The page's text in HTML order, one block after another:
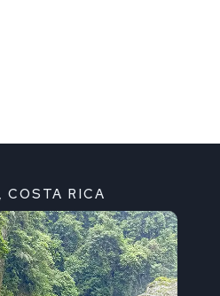
COSTA RICA